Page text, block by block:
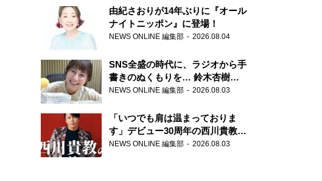
由紀さおりが14年ぶりに『オール
ナイトニッポン』に登場！
NEWS ONLINE 編集部 2026.08.04
SNS全盛の時代に、ラジオから手
書きのぬくもりを… 鈴木杏樹の
直筆はがきが届く！
郵便局
NEWS ONLINE 編集部 2026.08.03
「いつでも肩は温まっておりま
す」デビュー30周年の西川貴教が
『オールナイトニッポン』に登
NEWS ONLINE 編集部 2026.08.03